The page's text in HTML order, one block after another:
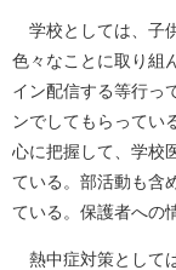
学校としては、子
色々なことに取り組
イン配信する等行っ
ンでしてもらってい
心に把握して、学校
ている。部活動も含
ている。保護者への
熱中症対策として